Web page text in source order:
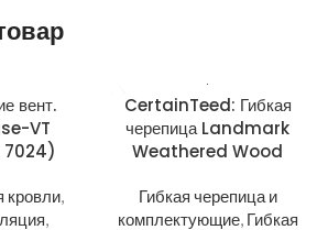
вент.
VT
7024)
кровли,
,
CertainTeed: Гибкая
черепица Landmark
Weathered Wood
Гибкая черепица и
комплектующие, Гибкая